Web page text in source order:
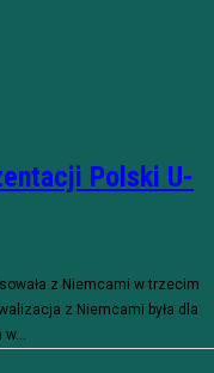
Polski U-
z Niemcami w trzecim
z Niemcami była dla